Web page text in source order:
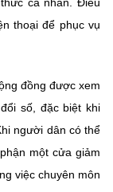
cá nhân. Điều
thoại để phục vụ
đồng được xem
số, đặc biệt khi
người dân có thể
một cửa giảm
việc chuyên môn